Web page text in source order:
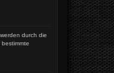
durch die